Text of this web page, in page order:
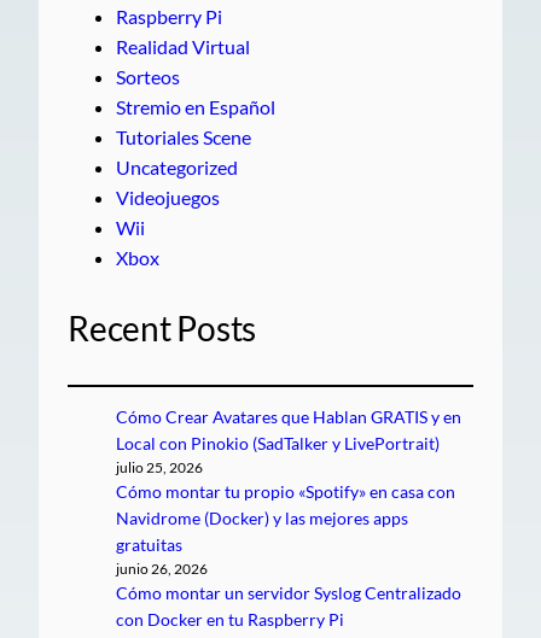
Raspberry Pi
Realidad Virtual
Sorteos
Stremio en Español
Tutoriales Scene
Uncategorized
Videojuegos
Wii
Xbox
Recent Posts
Cómo Crear Avatares que Hablan GRATIS y en
Local con Pinokio (SadTalker y LivePortrait)
julio 25, 2026
Cómo montar tu propio «Spotify» en casa con
Navidrome (Docker) y las mejores apps
gratuitas
junio 26, 2026
Cómo montar un servidor Syslog Centralizado
con Docker en tu Raspberry Pi